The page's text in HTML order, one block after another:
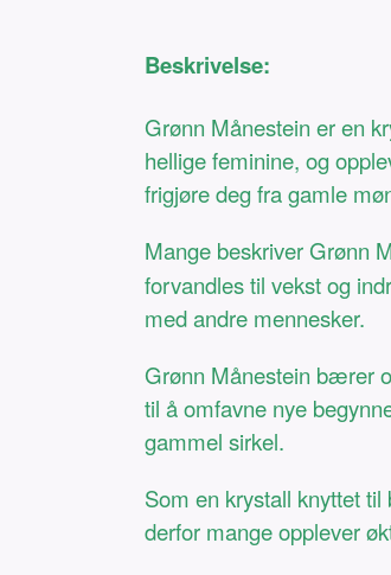
Beskrivelse:
Grønn Månestein er en
hellige feminine, og
frigjøre deg fra gamle
Mange beskriver Grønn
forvandles til vekst og
med andre mennesker.
Grønn Månestein bærer
til å omfavne nye
gammel sirkel.
Som en krystall knyttet
derfor mange opplever